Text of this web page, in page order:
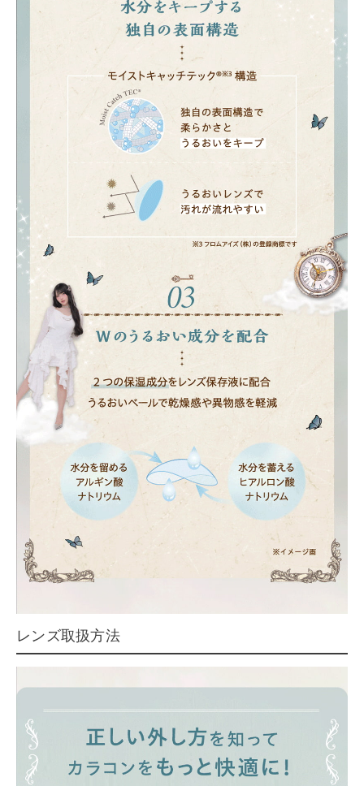
レンズ取扱方法